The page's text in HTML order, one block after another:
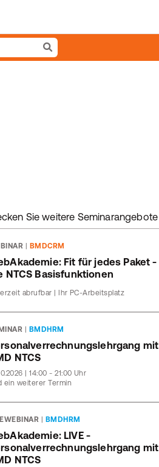
Sie weitere Seminarangebote
BMDCRM
Fit für jedes Paket -
NTCS Basisfunktionen
abrufbar | Ihr PC-Arbeitsplatz
BMDHRM
mit
NTCS
| 14:00 - 21:00 Uhr
ein weiterer Termin
BMDHRM
LIVE -
mit
NTCS